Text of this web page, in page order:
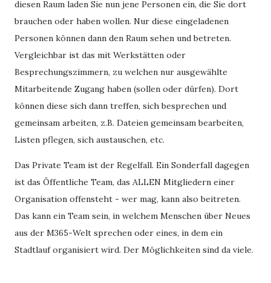
diesen Raum laden Sie nun jene Personen ein, die Sie dort
brauchen oder haben wollen. Nur diese eingeladenen
Personen können dann den Raum sehen und betreten.
Vergleichbar ist das mit Werkstätten oder
Besprechungszimmern, zu welchen nur ausgewählte
Mitarbeitende Zugang haben (sollen oder dürfen). Dort
können diese sich dann treffen, sich besprechen und
gemeinsam arbeiten, z.B. Dateien gemeinsam bearbeiten,
Listen pflegen, sich austauschen, etc.
Das Private Team ist der Regelfall. Ein Sonderfall dagegen
ist das Öffentliche Team, das ALLEN Mitgliedern einer
Organisation offensteht - wer mag, kann also beitreten.
Das kann ein Team sein, in welchem Menschen über Neues
aus der M365-Welt sprechen oder eines, in dem ein
Stadtlauf organisiert wird. Der Möglichkeiten sind da viele.